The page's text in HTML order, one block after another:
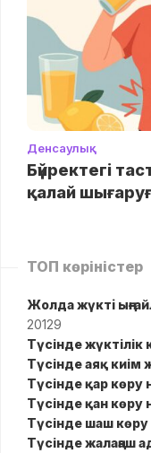
Денсаулық
Бүйректегі
қалай
ТОП көріністер
Жолда жүктi
20129
Түсінде жүктілік
Түсінде аяқ киім
Түсінде қар көру
Түсінде қан көру
Түсінде шаш көру
Түсінде жалаңаш